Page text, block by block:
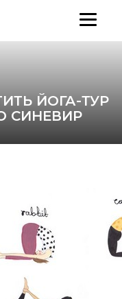
ЙОГА-ТУР
СИНЕВИР